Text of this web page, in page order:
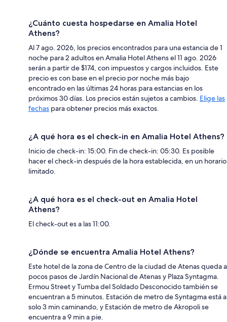
¿Cuánto cuesta hospedarse en Amalia Hotel
Athens?
Al 7 ago. 2026, los precios encontrados para una estancia de 1
noche para 2 adultos en Amalia Hotel Athens el 11 ago. 2026
serán a partir de $174, con impuestos y cargos incluidos. Este
precio es con base en el precio por noche más bajo
encontrado en las últimas 24 horas para estancias en los
próximos 30 días. Los precios están sujetos a cambios. Elige las
fechas para obtener precios más exactos.
¿A qué hora es el check-in en Amalia Hotel Athens?
Inicio de check-in: 15:00. Fin de check-in: 05:30. Es posible
hacer el check-in después de la hora establecida, en un horario
limitado.
¿A qué hora es el check-out en Amalia Hotel
Athens?
El check-out es a las 11:00.
¿Dónde se encuentra Amalia Hotel Athens?
Este hotel de la zona de Centro de la ciudad de Atenas queda a
pocos pasos de Jardín Nacional de Atenas y Plaza Syntagma.
Ermou Street y Tumba del Soldado Desconocido también se
encuentran a 5 minutos. Estación de metro de Syntagma está a
solo 3 min caminando, y Estación de metro de Akropoli se
encuentra a 9 min a pie.